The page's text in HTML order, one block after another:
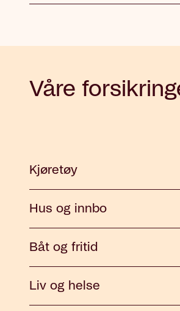
Våre
Kjøretøy
Hus og innbo
Båt og fritid
Liv og helse